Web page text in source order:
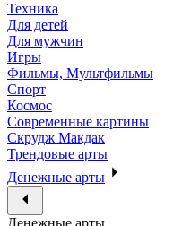
Техника
Для детей
Для мужчин
Игры
Фильмы, Мультфильмы
Спорт
Космос
Современные картины
Скрудж Макдак
Трендовые арты
Денежные арты
Денежные арты